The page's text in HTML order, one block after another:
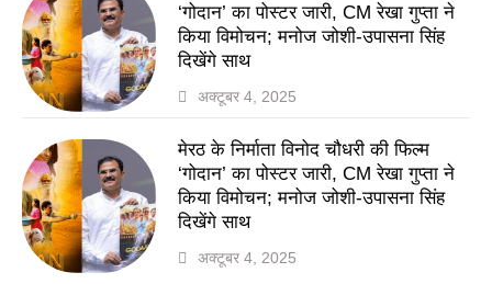
‘गोदान’ का पोस्टर जारी, CM रेखा गुप्ता ने
किया विमोचन; मनोज जोशी-उपासना सिंह
दिखेंगे साथ
अक्टूबर 4, 2025
मेरठ के निर्माता विनोद चौधरी की फिल्म
‘गोदान’ का पोस्टर जारी, CM रेखा गुप्ता ने
किया विमोचन; मनोज जोशी-उपासना सिंह
दिखेंगे साथ
अक्टूबर 4, 2025